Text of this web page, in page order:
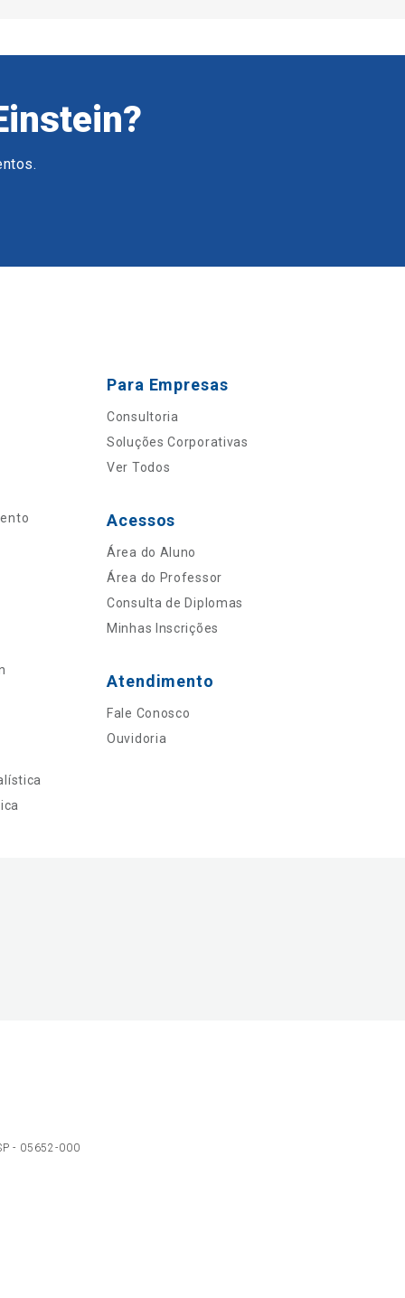
Para Empresas
Consultoria
Soluções Corporativas
Ver Todos
Acessos
Área do Aluno
Área do Professor
Consulta de Diplomas
Minhas Inscrições
Atendimento
Fale Conosco
Ouvidoria
- 05652-000